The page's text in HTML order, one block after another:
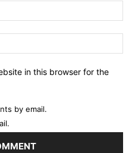
in this browser for the
by email.